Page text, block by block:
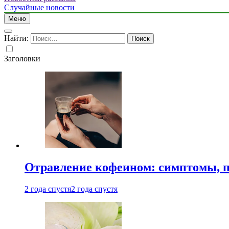
Случайные новости
Меню
Найти:
Заголовки
Отравление кофеином: симптомы,
2 года спустя2 года спустя